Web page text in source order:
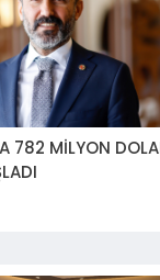
782 MİLYON